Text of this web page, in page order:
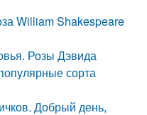
William Shakespeare
Розы Дэвида
сорта
Добрый день,